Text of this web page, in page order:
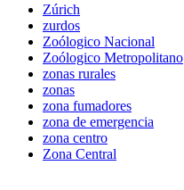
Zúrich
zurdos
Zoólogico Nacional
Zoólogico Metropolitano
zonas rurales
zonas
zona fumadores
zona de emergencia
zona centro
Zona Central